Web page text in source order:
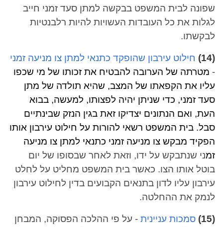
שפונה לבית המשפט בבקשה למתן סעד זמני חייב
לגלות את כל העובדות העשויות להיות רלבנטיות
לבקשתו.
(14)
חילוט עירבון שהופקד כתנאי למתן צו מניעה זמני
- מטרתה של הערובה להבטיח את זכותו של מי שכפו
עליו את הקפאתו של המצב, שהיא תולדה של מתן
סעד זמני, כדי שניתן יהיה לפצותו, למעשה, בבוא
העת, ואם הנתונים יצדיקו זאת בגין הנזק שבינתיים
סבל. בית המשפט רשאי להורות על חילוט עירבון אותו
הפקיד מבקש צו מניעה זמני כתנאי למתן צו מניעה
זמני שנתבקש על ידו, וזאת לאחר שבסופו של יום
בוטל אותו הצו. כאשר בית המשפט מחליט על לחלט
עירבון עליו לדון בתנאים הקבועים בדין לחילוט עירבון
לנמק את ההחלטה.
(15) סמכות עניינית - על פי ההלכה הפסוקה, המבחן